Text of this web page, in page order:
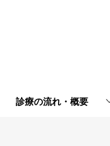
診療の流れ・概要